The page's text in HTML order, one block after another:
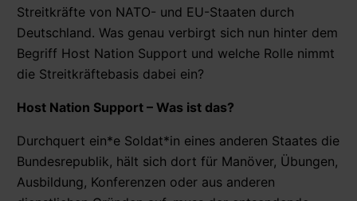
Streitkräfte von NATO- und EU-Staaten durch
Deutschland. Was genau verbirgt sich nun hinter dem
Begriff Host Nation Support und welche Rolle nimmt
die Streitkräftebasis dabei ein?
Host Nation Support – Was ist das?
Durchquert ein*e Soldat*in eines anderen Staates die
Bundesrepublik, hält sich dort für Manöver, Übungen,
Ausbildung, Konferenzen oder aus anderen